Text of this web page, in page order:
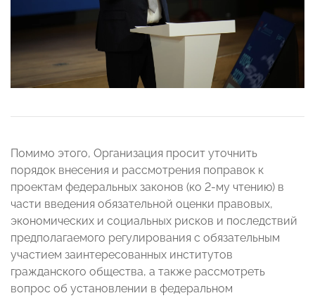
Помимо этого, Организация просит уточнить
порядок внесения и рассмотрения поправок к
проектам федеральных законов (ко 2-му чтению) в
части введения обязательной оценки правовых,
экономических и социальных рисков и последствий
предполагаемого регулирования с обязательным
участием заинтересованных институтов
гражданского общества, а также рассмотреть
вопрос об установлении в федеральном